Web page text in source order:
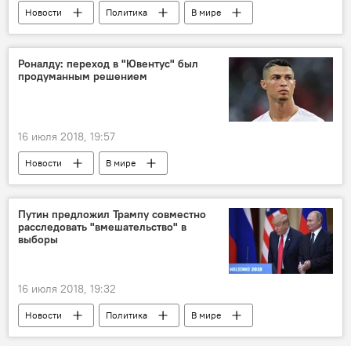
Новости Политика
В мире
Израиль
Сирия
Иерусалим
Владимир Путин
геополитика
Дональд Трамп
Роналду: переход в "Ювентус" был
продуманным решением
16 июля 2018, 19:57
Новости
В мире
Криштиану Роналду
Ювентус
переход
Спорт Футбол
Путин предложил Трампу совместно
расследовать "вмешательство" в
выборы
16 июля 2018, 19:32
Новости Политика
В мире
Россия
США
Владимир Путин